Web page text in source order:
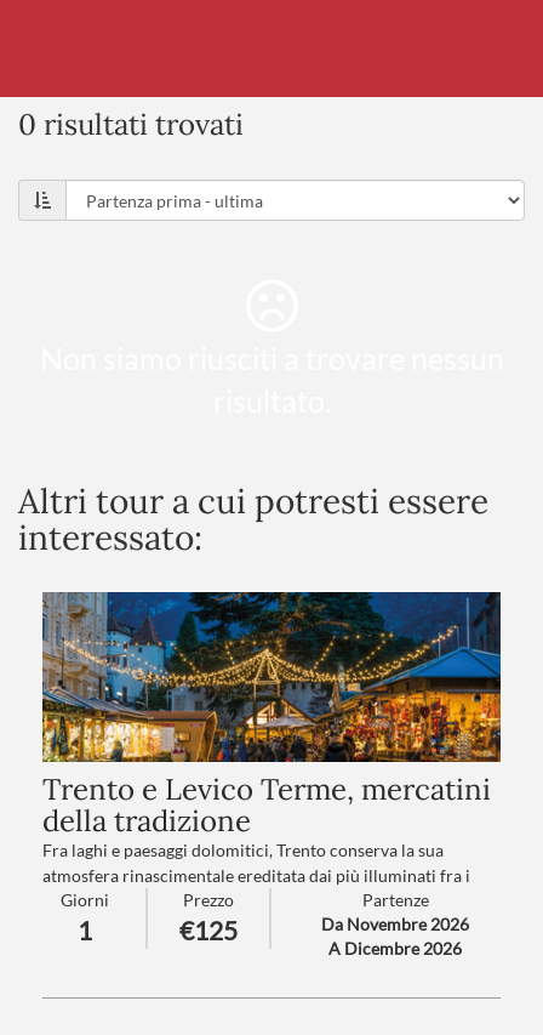
0 risultati trovati
Altri tour a cui potresti essere
interessato:
Trento e Levico Terme, mercatini
della tradizione
Fra laghi e paesaggi dolomitici, Trento conserva la sua
atmosfera rinascimentale ereditata dai più illuminati fra i
Principi Vescovi.
Levico vi trasporterà in un mondo incantato grazie al suo
lago e ai suoi mercatini nel Parco delle Terme degli Asburgo…
Giorni
1
Prezzo
€125
Partenze
Da Novembre 2026
A Dicembre 2026